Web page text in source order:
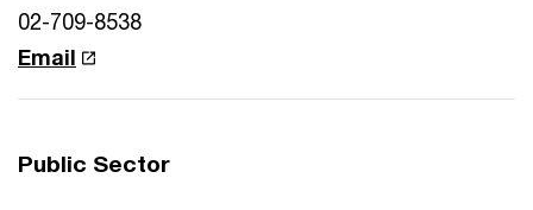
02-709-8538
Email
Public Sector